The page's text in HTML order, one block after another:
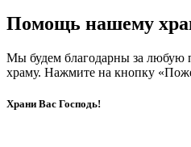
Помощь нашему
Мы будем благодарны за
храму. Нажмите на кнопку
Храни Вас Господь!